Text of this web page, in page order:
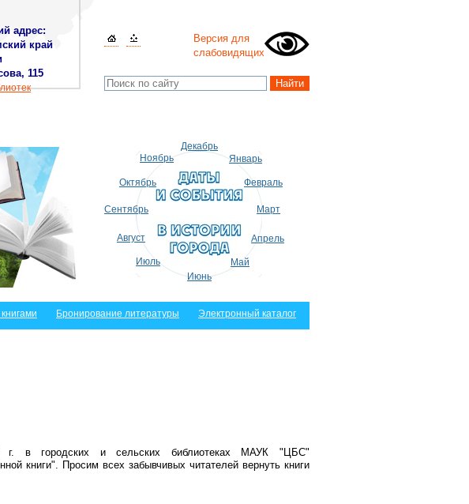
адрес:
край
115
Версия для
слабовидящих
Январь
Февраль
Март
Апрель
Май
Июнь
Июль
Август
Сентябрь
Октябрь
Ноябрь
Декабрь
Бронирование литературы Электронный каталог
в городских и сельских библиотеках МАУК "ЦБС"
книги". Просим всех забывчивых читателей вернуть книги